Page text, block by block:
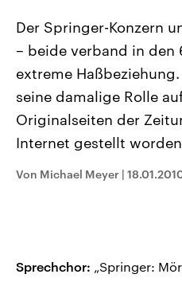
Landtagswahl Sachsen-Anhalt
Alle Informationen
September 2026 einen neuen
Landtag. Seit 2021 wird das
und Kandidaten der
Wahl.
Der Springer-Konzern
– beide verband in den
extreme
seine damalige Rolle
Originalseiten der
Internet gestellt
Von Michael Meyer |
Sprechchor: „Springer: